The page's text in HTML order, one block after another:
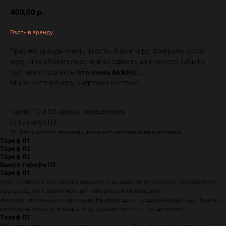
400,00 р.
Взять в аренду
Правила аренды очень просты. Взяли игру, поиграли, сдали
игру. Игру обязательно нужно сдавать, а не просто забыть
про нее и пропасть (это очень ВАЖНО!).
Мы за честную игру, надеемся вы тоже.
Тариф П2 и П3 аренда понедельная.
Есть выкуп П3.
П1 безлимит по времени, пока нет интернета на приставке.
Тариф П1
Тариф П2
Тариф П3
Выкуп тарифа П3
Тариф П1
Игра со своего основного аккаунта, с выпадением трофеев, сохранением
прогресса, но с выключенным интернетом на консоли.
Интернет включать на приставке НЕЛЬЗЯ, даже на других аккаунтах. Пока нет
интернета, можете играть в игру сколько хотите и когда хотите.
Тариф П2